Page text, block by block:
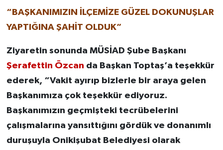
“BAŞKANIMIZIN İLÇEMİZE GÜZEL DOKUNUŞLAR
YAPTIĞINA ŞAHİT OLDUK”
Ziyaretin sonunda MÜSİAD Şube Başkanı
Şerafettin Özcan da Başkan Toptaş’a teşekkür
ederek, “Vakit ayırıp bizlerle bir araya gelen
Başkanımıza çok teşekkür ediyoruz.
Başkanımızın geçmişteki tecrübelerini
çalışmalarına yansıttığını gördük ve donanımlı
duruşuyla Onikişubat Belediyesi olarak